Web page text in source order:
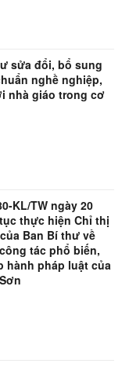
sửa đổi, bổ sung
nghề nghiệp,
nhà giáo trong cơ
KL/TW ngày 20
thực hiện Chỉ thị
Ban Bí thư về
tác phổ biến,
hành pháp luật của